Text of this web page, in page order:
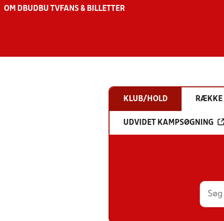
OM DBU DBU TV FANS & BILLETTER
KLUB/HOLD RÆKKE
UDVIDET KAMPSØGNING